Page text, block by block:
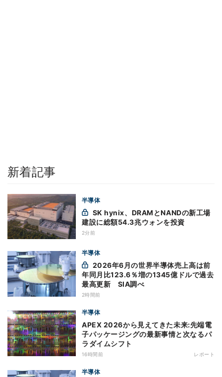
新着記事
半導体
建設に総額54.3兆ウォンを投資
2分前
半導体
年同月比123.6％増の1345億ドルで過去
最高更新 SIA調べ
2時間前
半導体
APEX 2026から見えてきた未来:先端電
子パッケージングの最新事情と次なるパ
ラダイムシフト
16時間前 レポート
半導体